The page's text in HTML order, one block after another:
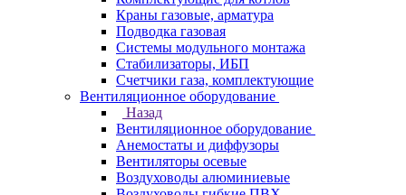
Краны газовые, арматура
Подводка газовая
Системы модульного монтажа
Стабилизаторы, ИБП
Счетчики газа, комплектующие
Вентиляционное оборудование
Назад
Вентиляционное оборудование
Анемостаты и диффузоры
Вентиляторы осевые
Воздуховоды алюминиевые